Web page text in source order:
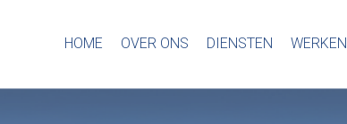
HOME OVER ONS DIENSTEN